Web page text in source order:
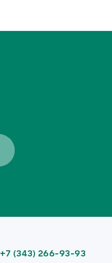
+7 (343) 266-93-93